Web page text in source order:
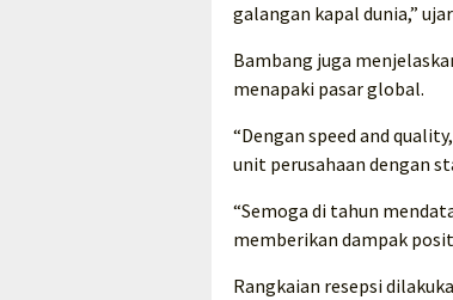
galangan kapal dunia,”
Bambang juga
menapaki pasar global.
“Dengan speed and
unit perusahaan dengan
“Semoga di tahun
memberikan dampak
Rangkaian resepsi